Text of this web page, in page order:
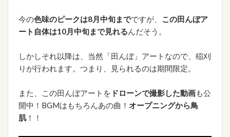
今の色味のピークは8月中旬までですが、 この田んぼア
ート自体は10月中旬まで見れるんだそう。
しかしそれ以降は、当然「田んぼ」アートなので、稲刈
りが行われます。つまり、見られるのは期間限定。
また、この田んぼアートを ドローンで撮影した動画も公
開中！BGMはもちろんあの曲！ オープニングから鳥
肌！！